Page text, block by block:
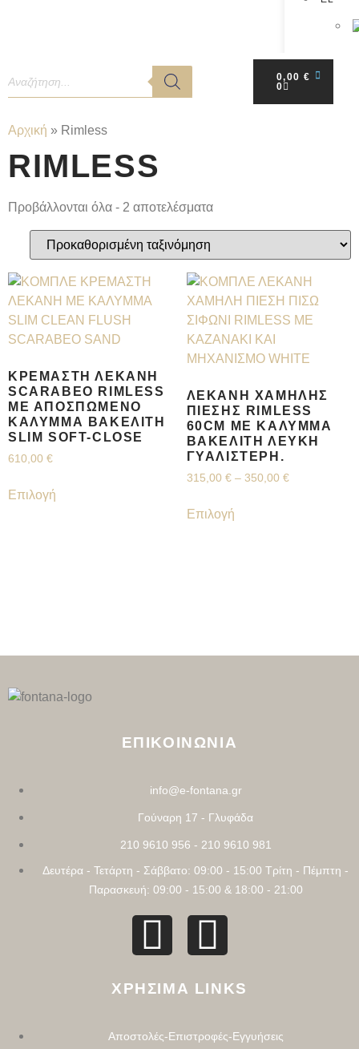
0,00 €
0
Αρχική » Rimless
RIMLESS
Προβάλλονται όλα - 2 αποτελέσματα
ΚΡΕΜΑΣΤΉ ΛΕΚΆΝΗ
SCARABEO RIMLESS
ΜΕ ΑΠΟΣΠΏΜΕΝΟ
ΚΆΛΥΜΜΑ ΒΑΚΕΛΊΤΗ
SLIM SOFT-CLOSE
610,00 €
Επιλογή
ΛΕΚΆΝΗ ΧΑΜΗΛΉΣ
ΠΊΕΣΗΣ RIMLESS
60CM ΜΕ ΚΆΛΥΜΜΑ
ΒΑΚΕΛΊΤΗ ΛΕΥΚΉ
ΓΥΑΛΙΣΤΕΡΉ.
315,00 € – 350,00 €
Επιλογή
ΕΠΙΚΟΙΝΩΝΙΑ
info@e-fontana.gr
Γούναρη 17 - Γλυφάδα
210 9610 956 - 210 9610 981
Δευτέρα - Τετάρτη - Σάββατο: 09:00 - 15:00 Τρίτη - Πέμπτη -
Παρασκευή: 09:00 - 15:00 & 18:00 - 21:00
ΧΡΗΣΙΜΑ LINKS
Αποστολές-Επιστροφές-Εγγυήσεις